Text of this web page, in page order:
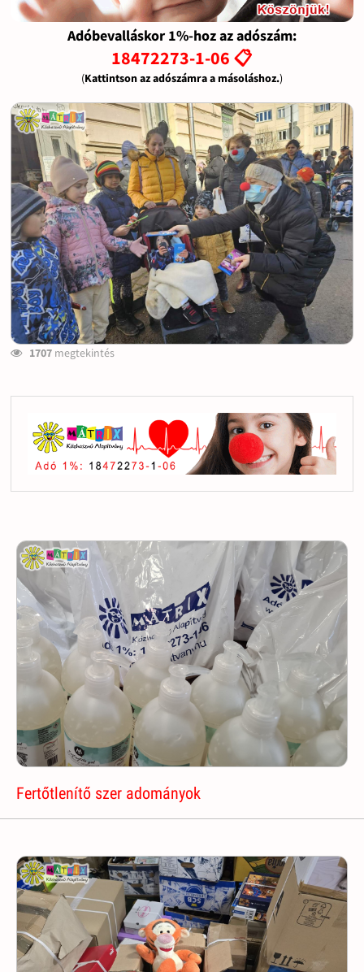
Adóbevalláskor 1%-hoz az adószám:
18472273-1-06 📋
(Kattintson az adószámra a másoláshoz.)
1707megtekintés
Fertőtlenítő szer adományok